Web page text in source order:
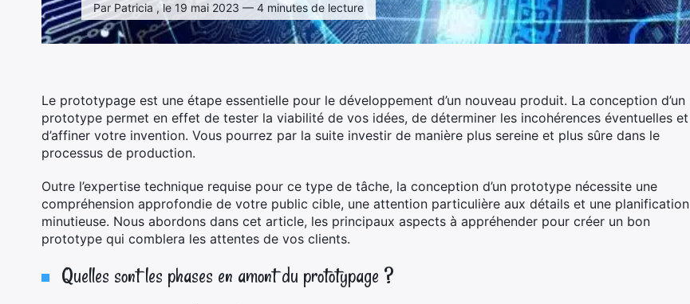
Par Patricia , le 19 mai 2023 — 4 minutes de lecture
Le prototypage est une étape essentielle pour le développement d’un nouveau produit. La conception d’un
prototype permet en effet de tester la viabilité de vos idées, de déterminer les incohérences éventuelles et
d’affiner votre invention. Vous pourrez par la suite investir de manière plus sereine et plus sûre dans le
processus de production.
Outre l’expertise technique requise pour ce type de tâche, la conception d’un prototype nécessite une
compréhension approfondie de votre public cible, une attention particulière aux détails et une planification
minutieuse. Nous abordons dans cet article, les principaux aspects à appréhender pour créer un bon
prototype qui comblera les attentes de vos clients.
Quelles sont les phases en amont du prototypage ?